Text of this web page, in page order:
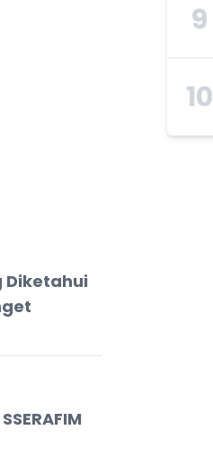
9
10
Diketahui